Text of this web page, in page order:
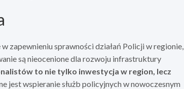
zapewnieniu sprawności działań Policji w regionie,
są nieocenione dla rozwoju infrastruktury
to nie tylko inwestycja w region, lecz
jest wspieranie służb policyjnych w nowoczesnym